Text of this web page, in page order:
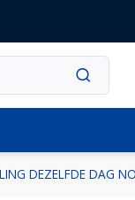
DEZELFDE DAG